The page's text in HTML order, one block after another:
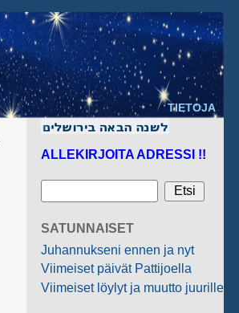
TIETOJA
ALLEKIRJOITA ADRESSI !!
SATUNNAISET
Juhannukseni ennen ja nyt
Viimeiset päivät Pattijoella
Viimeiset löylyt ja muutto juurille